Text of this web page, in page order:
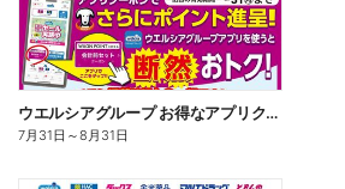
ウエルシアグループ お得なアプリクーポン
7月31日 ～8月31日